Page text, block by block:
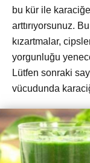
bu kür ile
arttırıyorsunuz.
kızartmalar,
yorgunluğu
Lütfen sonraki
vücudunda